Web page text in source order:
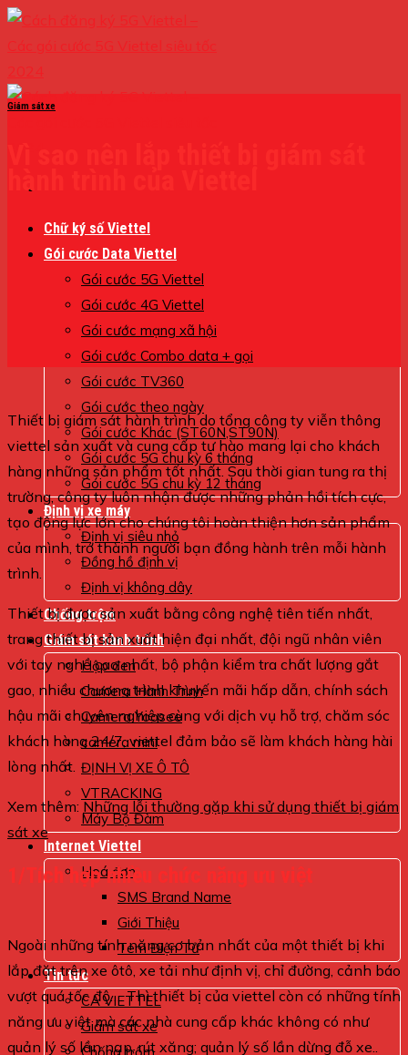
Skip
to
content
Chữ ký số Viettel
Gói cước Data Viettel
Gói cước 5G Viettel
Gói cước 4G Viettel
Gói cước mạng xã hội
Gói cước Combo data + gọi
Gói cước TV360
Gói cước theo ngày
Gói cước Khác (ST60N,ST90N)
Gói cước 5G chu kỳ 6 tháng
Gói cước 5G chu kỳ 12 tháng
Định vị xe máy
Định vị siêu nhỏ
Đồng hồ định vị
Định vị không dây
Chống trộm
Giám sát hành trình
Hộp đen
Camera Hành Trình
Camera Yoosee
camera mini
ĐỊNH VỊ XE Ô TÔ
VTRACKING
Máy Bộ Đàm
Internet Viettel
Hoá đơn
SMS Brand Name
Giới Thiệu
Tem Điện Tử
Tin tức
CA VIETTEL
Giám sát xe
Giám sát xe
hành trình của Viettel
Thiết bị giám sát hành trình do tổng công ty viễn thông
viettel sản xuất và cung cấp tự hào mang lại cho khách
hàng những sản phẩm tốt nhất. Sau thời gian tung ra thị
trường, công ty luôn nhận được những phản hồi tích cực,
tạo động lực lớn cho chúng tôi hoàn thiện hơn sản phẩm
của mình, trở thành người bạn đồng hành trên mỗi hành
trình.
Thiết bị được sản xuất bằng công nghệ tiên tiến nhất,
trang thiết bị sản xuất hiện đại nhất, đội ngũ nhân viên
với tay nghề cao nhất, bộ phận kiểm tra chất lượng gắt
gao, nhiều chương trình khuyến mãi hấp dẫn, chính sách
hậu mãi chuyên nghiệp cùng với dịch vụ hỗ trợ, chăm sóc
khách hàng 24/7, viettel đảm bảo sẽ làm khách hàng hài
lòng nhất.
Xem thêm:Những lỗi thường gặp khi sử dụng thiết bị giám
sát xe
1/Tích hợp nhiều chức năng ưu việt
Ngoài những tính năng cơ bản nhất của một thiết bị khi
lắp đặt trên xe ôtô, xe tải như định vị, chỉ đường, cảnh báo
vượt quá tốc độ…. Thì thiết bị của viettel còn có những tính
năng ưu việt mà các nhà cung cấp khác không có như
quản lý số lần nạp, rút xăng; quản lý số lần dừng đỗ xe..